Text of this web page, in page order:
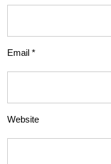
Email *
Website